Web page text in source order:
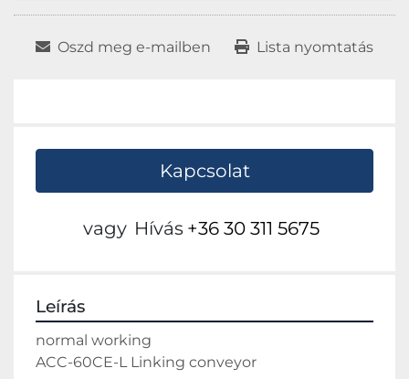
Oszd meg e-mailben Lista nyomtatás
Kapcsolat
vagy Hívás +36 30 311 5675
Leírás
normal working
ACC-60CE-L Linking conveyor